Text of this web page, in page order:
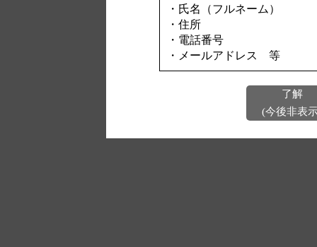
・氏名（フルネーム）
・住所
・電話番号
・メールアドレス 等
了解
(今後非表